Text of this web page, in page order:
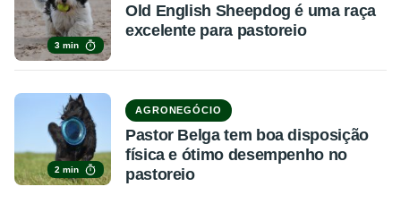
3 min
Old English Sheepdog é uma raça
excelente para pastoreio
2 min
AGRONEGÓCIO
Pastor Belga tem boa disposição
física e ótimo desempenho no
pastoreio